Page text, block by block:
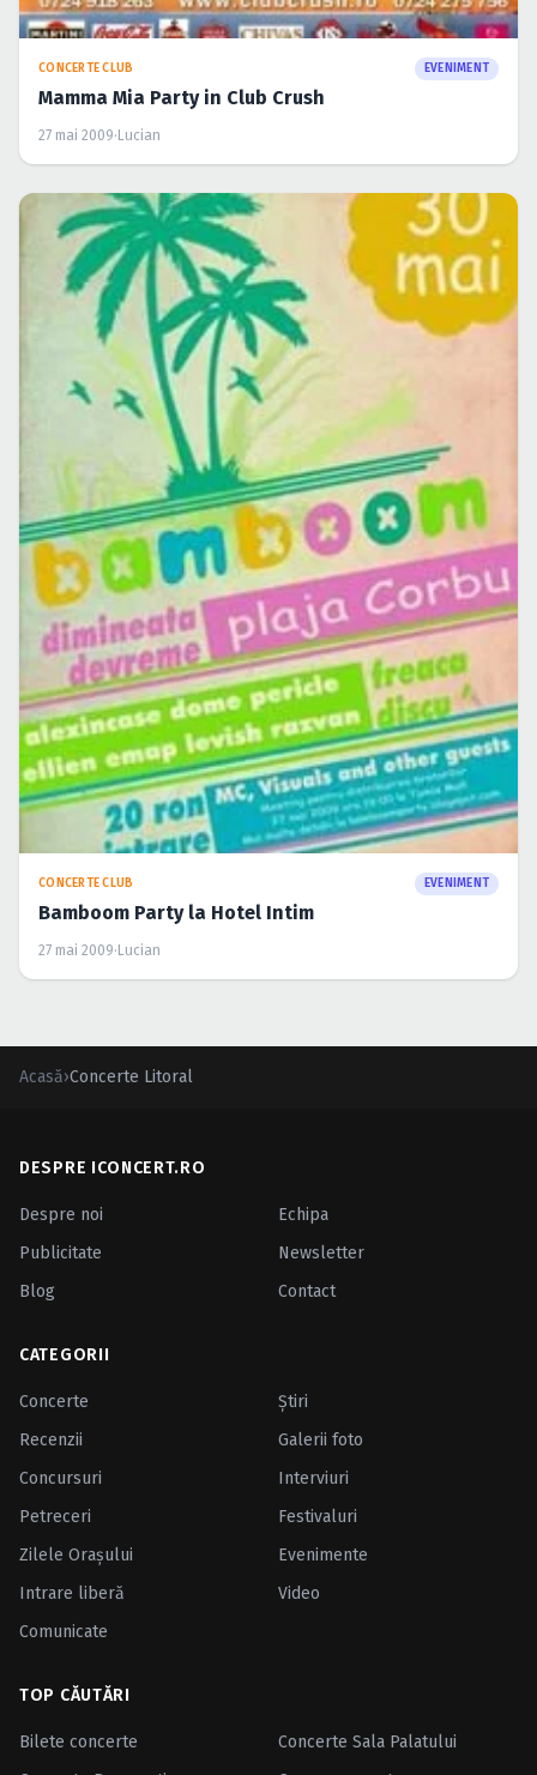
CONCERTE CLUB EVENIMENT
Mamma Mia Party in Club Crush
27 mai 2009·Lucian
CONCERTE CLUB EVENIMENT
Bamboom Party la Hotel Intim
27 mai 2009· Lucian
Acasă›Concerte Litoral
DESPRE ICONCERT.RO
Despre noi
Echipa
Publicitate
Newsletter
Blog
Contact
CATEGORII
Concerte
Ştiri
Recenzii
Galerii foto
Concursuri
Interviuri
Petreceri
Festivaluri
Zilele Oraşului
Evenimente
Intrare liberă
Video
Comunicate
TOP CĂUTĂRI
Bilete concerte
Concerte Sala Palatului